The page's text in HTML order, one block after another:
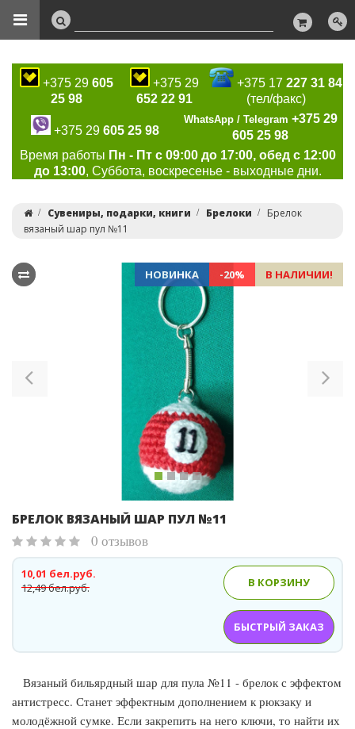
+375 29 605
25 98
+375 29
652 22 91
+375 17227 31 84
(тел/факс)
+375 29 605 25 98
WhatsApp / Telegram +375 29
605 25 98
Время работы Пн - Пт с 09:00 до 17:00, обед с 12:00
до 13:00, Суббота, воскресенье - выходные дни.
Сувениры, подарки, книги Брелоки
Брелок
вязаный шар пул №11
НОВИНКА -20% В НАЛИЧИИ!
БРЕЛОК ВЯЗАНЫЙ ШАР ПУЛ №11
0 отзывов
12,49 бел.руб.
10,01 бел.руб.
В КОРЗИНУ
БЫСТРЫЙ ЗАКАЗ
Вязаный бильярдный шар для пула №11 - брелок с эффектом
антистресс. Станет эффектным дополнением к рюкзаку и
молодёжной сумке. Если закрепить на него ключи, то найти их